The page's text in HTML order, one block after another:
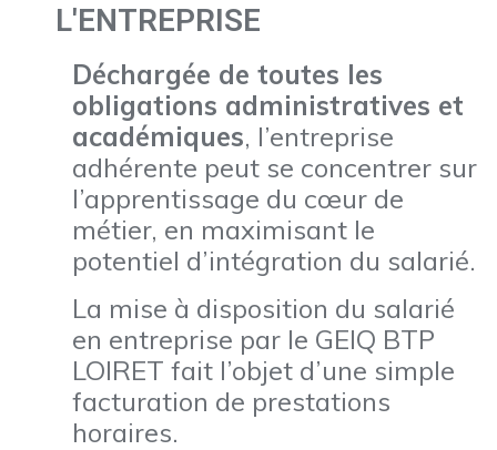
L'ENTREPRISE
Déchargée de toutes les
obligations administratives et
académiques, l’entreprise
adhérente peut se concentrer sur
l’apprentissage du cœur de
métier, en maximisant le
potentiel d’intégration du salarié.
La mise à disposition du salarié
en entreprise par le GEIQ BTP
LOIRET fait l’objet d’une simple
facturation de prestations
horaires.